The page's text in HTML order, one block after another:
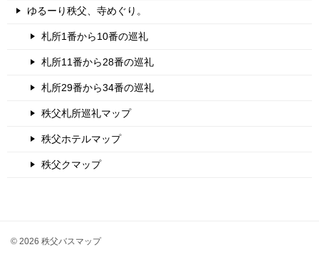
ゆるーり秩父、寺めぐり。
札所1番から10番の巡礼
札所11番から28番の巡礼
札所29番から34番の巡礼
秩父札所巡礼マップ
秩父ホテルマップ
秩父クマップ
© 2026 秩父バスマップ